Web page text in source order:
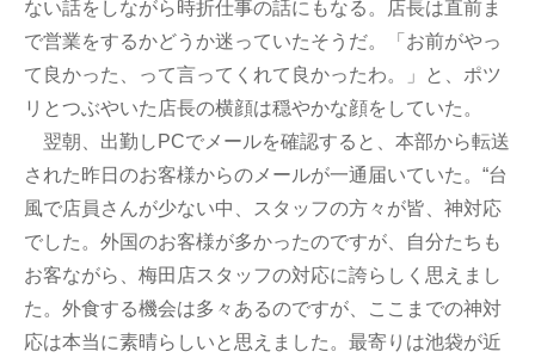
ない話をしながら時折仕事の話にもなる。店長は直前ま
で営業をするかどうか迷っていたそうだ。「お前がやっ
て良かった、って言ってくれて良かったわ。」と、ポツ
リとつぶやいた店長の横顔は穏やかな顔をしていた。
翌朝、出勤しPCでメールを確認すると、本部から転送
された昨日のお客様からのメールが一通届いていた。“台
風で店員さんが少ない中、スタッフの方々が皆、神対応
でした。外国のお客様が多かったのですが、自分たちも
お客ながら、梅田店スタッフの対応に誇らしく思えまし
た。外食する機会は多々あるのですが、ここまでの神対
応は本当に素晴らしいと思えました。最寄りは池袋が近